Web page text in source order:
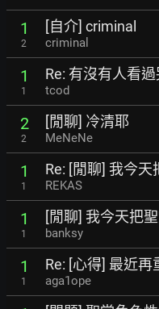
1
2
[自介] criminal
criminal
1
1
Re: 有沒有人看
tcod
2
2
[閒聊] 冷清耶
MeNeNe
1
1
Re: [閒聊] 我今
REKAS
1
1
[閒聊] 我今天把
banksy
1
1
Re: [心得] 最近再
aga1ope